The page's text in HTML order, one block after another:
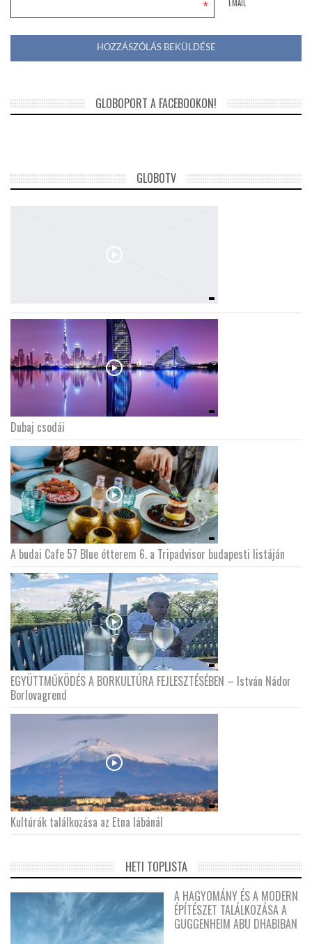
EMAIL
*
GLOBOPORT A FACEBOOKON!
GLOBOTV
Dubaj csodái
A budai Cafe 57 Blue étterem 6. a Tripadvisor budapesti listáján
EGYÜTTMŰKÖDÉS A BORKULTÚRA FEJLESZTÉSÉBEN – István Nádor
Borlovagrend
Kultúrák találkozása az Etna lábánál
HETI TOPLISTA
A HAGYOMÁNY ÉS A MODERN
ÉPÍTÉSZET TALÁLKOZÁSA A
GUGGENHEIM ABU DHABIBAN